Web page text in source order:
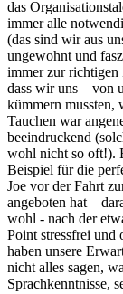
das
immer alle
(das sind wir aus
ungewohnt und
immer zur richtigen
dass wir uns – von
kümmern mussten,
Tauchen war
beeindruckend
wohl nicht so oft!).
Beispiel für die
Joe vor der Fahrt
angeboten hat –
wohl - nach der
Point stressfrei
haben unsere
nicht alles sagen,
Sprachkenntnisse,